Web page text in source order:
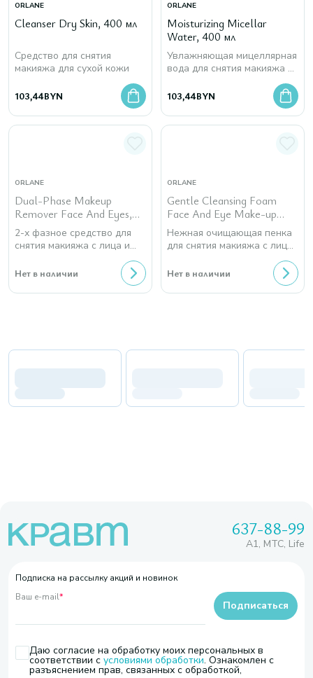
ORLANE
Cleanser Dry Skin, 400 мл
Средство для снятия
макияжа для сухой кожи
103,44BYN
ORLANE
Moisturizing Micellar
Water, 400 мл
Увлажняющая мицеллярная
вода для снятия макияжа с
лица и глаз для всех типов
кожи
103,44BYN
ORLANE
Dual-Phase Makeup
Remover Face And Eyes,
200 мл
2-х фазное средство для
снятия макияжа с лица и
Нет в наличии
ORLANE
Gentle Cleansing Foam
Face And Eye Make-up
Нежная очищающая пенка
для снятия макияжа с лица
Нет в наличии
637-88-99
A1, МТС, Life
Подписка на рассылку акций и новинок
Ваш e-mail*
Даю согласие на обработку моих персональных в
соответствии с условиями обработки. Ознакомлен с
разъяснением прав, связанных с обработкой,
Подписаться